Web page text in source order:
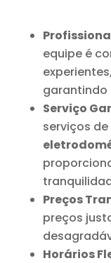
equipe é
garantindo
Serviço
serviços de
Preços
preços
Horários